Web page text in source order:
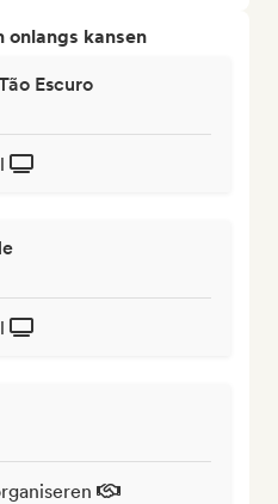
onlangs kansen
Escuro